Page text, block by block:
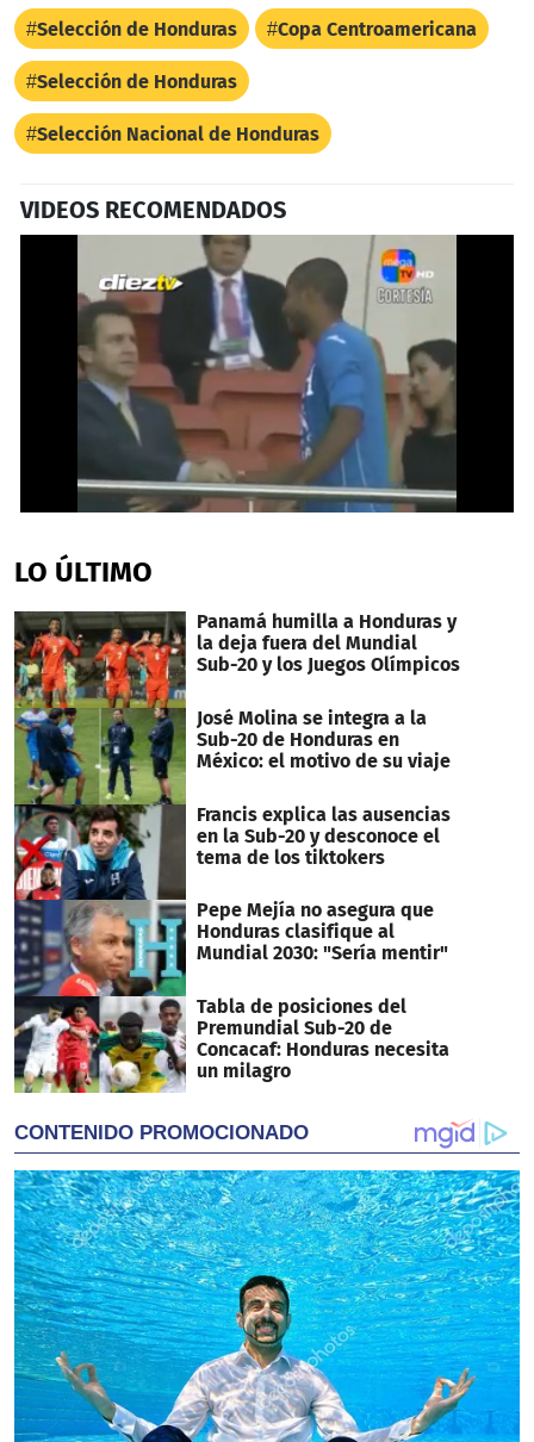
Selección de Honduras Copa Centroamericana
Selección de Honduras
Selección Nacional de Honduras
VIDEOS RECOMENDADOS
of
1
58
seconds
LO ÚLTIMO
Panamá humilla a Honduras y
la deja fuera del Mundial
Sub-20 y los Juegos Olímpicos
José Molina se integra a la
Sub-20 de Honduras en
México: el motivo de su viaje
Francis explica las ausencias
en la Sub-20 y desconoce el
tema de los tiktokers
Pepe Mejía no asegura que
Honduras clasifique al
Mundial 2030: "Sería mentir"
Tabla de posiciones del
Premundial Sub-20 de
Concacaf: Honduras necesita
un milagro